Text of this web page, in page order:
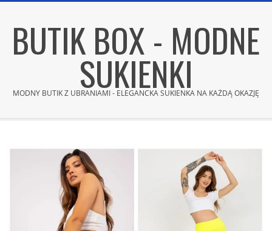
contentBUTIK BOX - MODNE
SUKIENKI
MODNY BUTIK Z UBRANIAMI - ELEGANCKA SUKIENKA NA KAŻDĄ OKAZJĘ